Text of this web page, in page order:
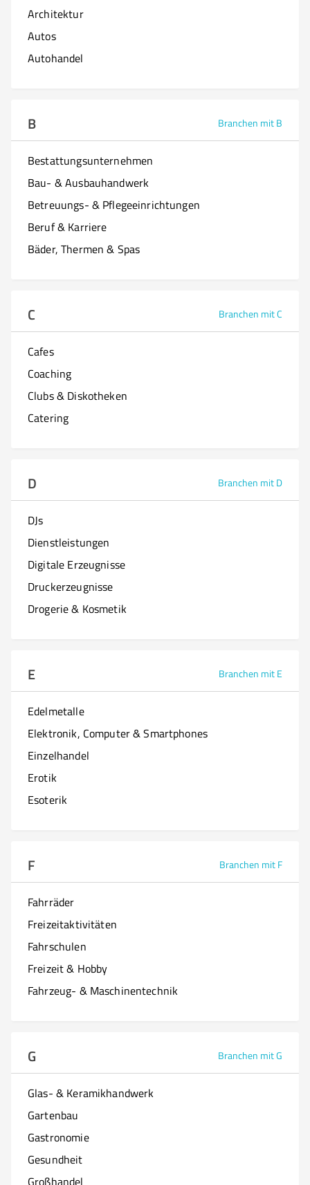
Architektur
Autos
Autohandel
B Branchen mit B
Bestattungsunternehmen
Bau- & Ausbauhandwerk
Betreuungs- & Pflegeeinrichtungen
Beruf & Karriere
Bäder, Thermen & Spas
C Branchen mit C
Cafes
Coaching
Clubs & Diskotheken
Catering
D Branchen mit D
DJs
Dienstleistungen
Digitale Erzeugnisse
Druckerzeugnisse
Drogerie & Kosmetik
E Branchen mit E
Edelmetalle
Elektronik, Computer & Smartphones
Einzelhandel
Erotik
Esoterik
F Branchen mit F
Fahrräder
Freizeitaktivitäten
Fahrschulen
Freizeit & Hobby
Fahrzeug- & Maschinentechnik
G Branchen mit G
Glas- & Keramikhandwerk
Gartenbau
Gastronomie
Gesundheit
Großhandel